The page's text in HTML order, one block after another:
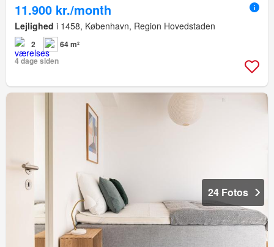
11.900 kr./month
Lejlighed i 1458, København, Region Hovedstaden
2
64 m²
4 dage siden
24 Fotos